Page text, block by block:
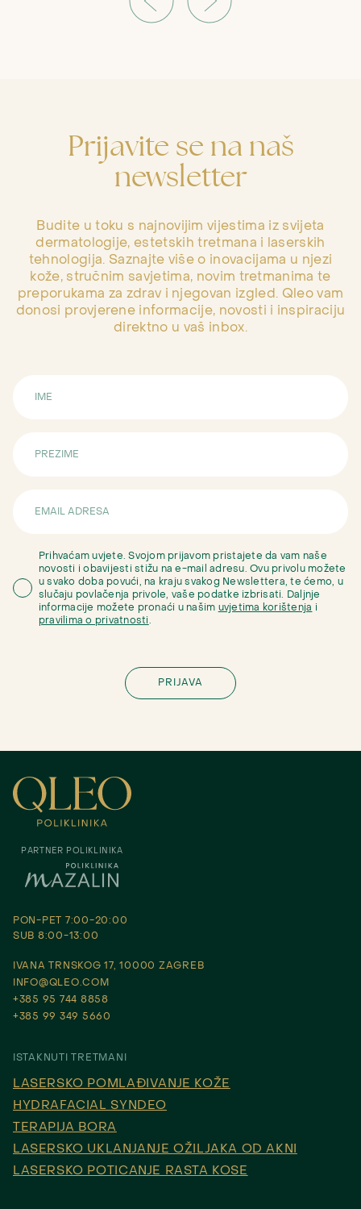
Prijavite se na naš
newsletter
Budite u toku s najnovijim vijestima iz svijeta
dermatologije, estetskih tretmana i laserskih
tehnologija. Saznajte više o inovacijama u njezi
kože, stručnim savjetima, novim tretmanima te
preporukama za zdrav i njegovan izgled. Qleo vam
donosi provjerene informacije, novosti i inspiraciju
direktno u vaš inbox.
Prihvaćam uvjete. Svojom prijavom pristajete da vam naše
novosti i obavijesti stižu na e-mail adresu. Ovu privolu možete
u svako doba povući, na kraju svakog Newslettera, te ćemo, u
slučaju povlačenja privole, vaše podatke izbrisati. Daljnje
informacije možete pronaći u našim uvjetima korištenja i
pravilima o privatnosti.
PARTNER POLIKLINIKA
PON-PET 7:00-20:00
SUB 8:00-13:00
IVANA TRNSKOG 17, 10000 ZAGREB
INFO@QLEO.COM
+385 95 744 8858
+385 99 349 5660
ISTAKNUTI TRETMANI
LASERSKO POMLAĐIVANJE KOŽE
HYDRAFACIAL SYNDEO
TERAPIJA BORA
LASERSKO UKLANJANJE OŽILJAKA OD AKNI
LASERSKO POTICANJE RASTA KOSE